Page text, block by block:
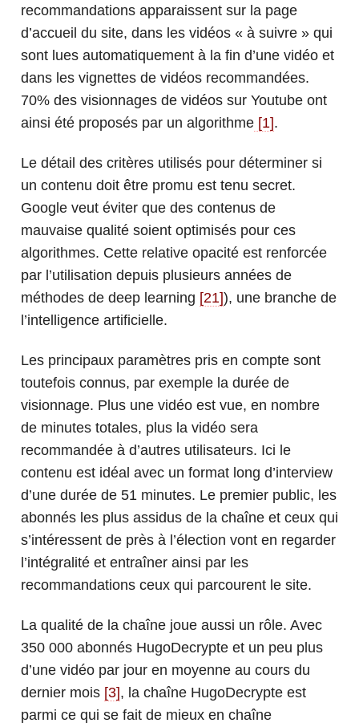
recommandations apparaissent sur la page
d’accueil du site, dans les vidéos « à suivre » qui
sont lues automatiquement à la fin d’une vidéo et
dans les vignettes de vidéos recommandées.
70% des visionnages de vidéos sur Youtube ont
ainsi été proposés par un algorithme[1].
Le détail des critères utilisés pour déterminer si
un contenu doit être promu est tenu secret.
Google veut éviter que des contenus de
mauvaise qualité soient optimisés pour ces
algorithmes. Cette relative opacité est renforcée
par l’utilisation depuis plusieurs années de
méthodes de deep learning [21]), une branche de
l’intelligence artificielle.
Les principaux paramètres pris en compte sont
toutefois connus, par exemple la durée de
visionnage. Plus une vidéo est vue, en nombre
de minutes totales, plus la vidéo sera
recommandée à d’autres utilisateurs. Ici le
contenu est idéal avec un format long d’interview
d’une durée de 51 minutes. Le premier public, les
abonnés les plus assidus de la chaîne et ceux qui
s’intéressent de près à l’élection vont en regarder
l’intégralité et entraîner ainsi par les
recommandations ceux qui parcourent le site.
La qualité de la chaîne joue aussi un rôle. Avec
350 000 abonnés HugoDecrypte et un peu plus
d’une vidéo par jour en moyenne au cours du
dernier mois [3], la chaîne HugoDecrypte est
parmi ce qui se fait de mieux en chaîne